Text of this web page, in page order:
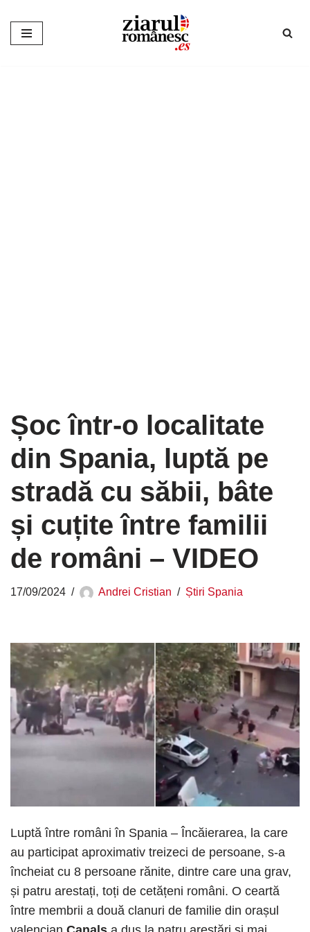
Sari
Șoc într-o localitate
din Spania, luptă pe
stradă cu săbii, bâte
și cuțite între familii
de români – VIDEO
17/09/2024 Andrei Cristian Știri Spania
Luptă între români în Spania – Încăierarea, la care
au participat aproximativ treizeci de persoane, s-a
încheiat cu 8 persoane rănite, dintre care una grav,
și patru arestați, toți de cetățeni români. O ceartă
între membrii a două clanuri de familie din orașul